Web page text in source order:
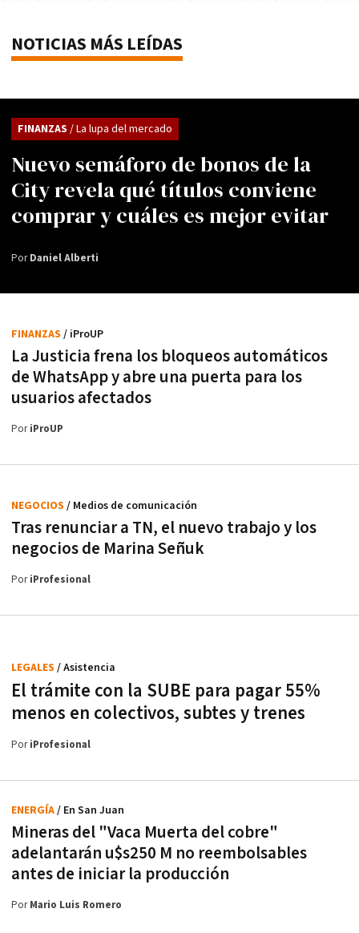
NOTICIAS MÁS LEÍDAS
Nuevo semáforo de bonos de la
City revela qué títulos conviene
comprar y cuáles es mejor evitar
FINANZAS / La lupa del mercado
PorDaniel Alberti
La Justicia frena los bloqueos automáticos
de WhatsApp y abre una puerta para los
usuarios afectados
FINANZAS / iProUP
PoriProUP
Tras renunciar a TN, el nuevo trabajo y los
negocios de Marina Señuk
NEGOCIOS / Medios de comunicación
PoriProfesional
El trámite con la SUBE para pagar 55%
menos en colectivos, subtes y trenes
LEGALES / Asistencia
PoriProfesional
Mineras del "Vaca Muerta del cobre"
adelantarán u$s250 M no reembolsables
antes de iniciar la producción
ENERGÍA/ En San Juan
PorMario Luis Romero